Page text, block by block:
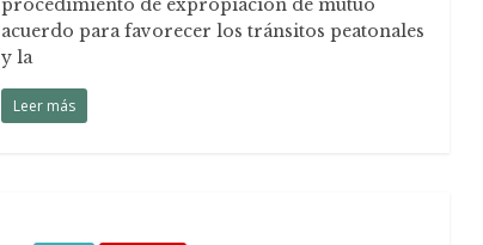
procedimiento de expropiación de mutuo
acuerdo para favorecer los tránsitos peatonales
y la
Leer más